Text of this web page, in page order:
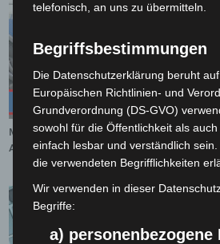
Mann läuft mit Hockeyschläger über
A7 – Polizei sucht Zeugen
telefonisch, an uns zu übermitteln.
Begriffsbestimmungen
Die Datenschutzerklärung beruht
Europäischen Richtlinien- und
Grundverordnung (DS-GVO)
sowohl für die Öffentlichkeit als
einfach lesbar und verständlich
die verwendeten Begrifflichkeiten
Wir verwenden in dieser
Begriffe:
a) personenbezogene